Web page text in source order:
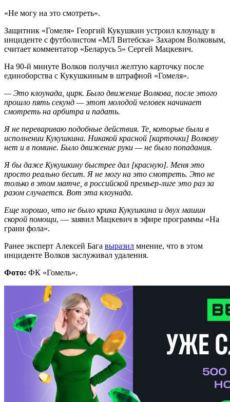
«Не могу на это смотреть».
Защитник «Гомеля» Георгий Кукушкин устроил клоунаду в
инциденте с футболистом «МЛ Витебска» Захаром Волковым,
считает комментатор «Беларусь 5» Сергей Мацкевич.
На 90-й минуте Волков получил желтую карточку после
единоборства с Кукушкиным в штрафной «Гомеля».
— Это клоунада, цирк. Было движение Волкова, после этого
прошло пять секунд — этот молодой человек начинает
смотреть на арбитра и падать.
Я не перевариваю подобные действия. Те, которые были в
исполнении Кукушкина. Никакой красной [карточки] Волкову
нет и в помине. Было движение руки — не было попадания.
Я бы даже Кукушкину быстрее дал [красную]. Меня это
просто реально бесит. Я не могу на это смотреть. Это не
только в этом матче, в российской премьер-лиге это раз за
разом случается. Вот эта клоунада.
Еще хорошо, что не было крика Кукушкина и двух машин
скорой помощи, — заявил Мацкевич в эфире программы «На
грани фола».
Ранее эксперт Алексей Бага выразил мнение, что в этом
инциденте Волков заслуживал удаления.
Фото: ФК «Гомель».